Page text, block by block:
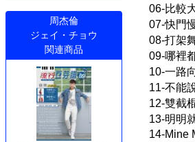
周杰倫
ジェイ・チョウ
関連商品
06-比較
07-快門
08-打架
09-哪裡
10-一路
11-不能
12-雙截
13-明明
14-Mine